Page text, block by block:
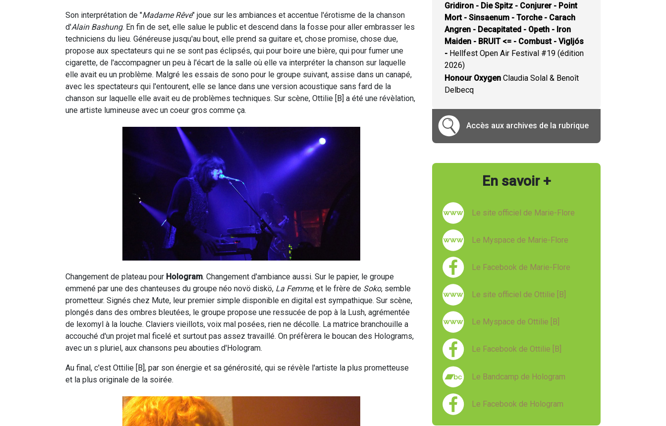
Son interprétation de "Madame Rêve" joue sur les ambiances et accentue l'érotisme de la chanson
d'Alain Bashung. En fin de set, elle salue le public et descend dans la fosse pour aller embrasser les
techniciens du lieu. Généreuse jusqu'au bout, elle prend sa guitare et, chose promise, chose due,
propose aux spectateurs qui ne se sont pas éclipsés, qui pour boire une bière, qui pour fumer une
cigarette, de l'accompagner un peu à l'écart de la salle où elle va interpréter la chanson sur laquelle
elle avait eu un problème. Malgré les essais de sono pour le groupe suivant, assise dans un canapé,
avec les spectateurs qui l'entourent, elle se lance dans une version acoustique sans fard de la
chanson sur laquelle elle avait eu de problèmes techniques. Sur scène, Ottilie [B] a été une révèlation,
une artiste lumineuse avec un coeur gros comme ça.
Changement de plateau pour Hologram. Changement d'ambiance aussi. Sur le papier, le groupe
emmené par une des chanteuses du groupe néo novö diskö, La Femme, et le frère de Soko, semble
prometteur. Signés chez Mute, leur premier simple disponible en digital est sympathique. Sur scène,
plongés dans des ombres bleutées, le groupe propose une ressucée de pop à la Lush, agrémentée
de lexomyl à la louche. Claviers vieillots, voix mal posées, rien ne décolle. La matrice branchouille a
accouché d'un projet mal ficelé et surtout pas assez travaillé. On préfèrera le boucan des Holograms,
avec un s pluriel, aux chansons peu abouties d'Hologram.
Au final, c'est Ottilie [B], par son énergie et sa générosité, qui se révèle l'artiste la plus prometteuse
et la plus originale de la soirée.
Gridiron - Die Spitz - Conjurer - Point
Mort - Sinsaenum - Torche - Carach
Angren - Decapitated - Opeth - Iron
Maiden - BRUIT <= - Combust - Vigljós
- Hellfest Open Air Festival #19 (édition
2026)
Honour Oxygen Claudia Solal & Benoît
Delbecq
Accès aux archives de la rubrique
En savoir +
Le site officiel de Marie-Flore
Le Myspace de Marie-Flore
Le Facebook de Marie-Flore
Le site officiel de Ottilie [B]
Le Myspace de Ottilie [B]
Le Facebook de Ottilie [B]
Le Bandcamp de Hologram
Le Facebook de Hologram